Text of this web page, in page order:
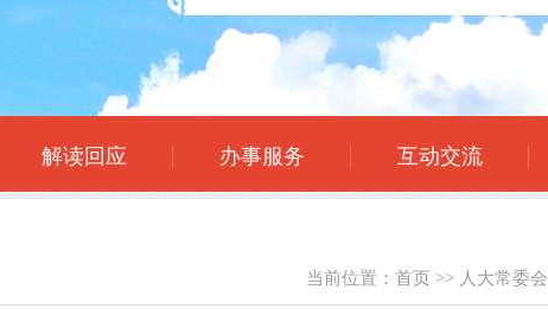
解读回应 办事服务 互动交流
当前位置： 首页 >> 人大常委会